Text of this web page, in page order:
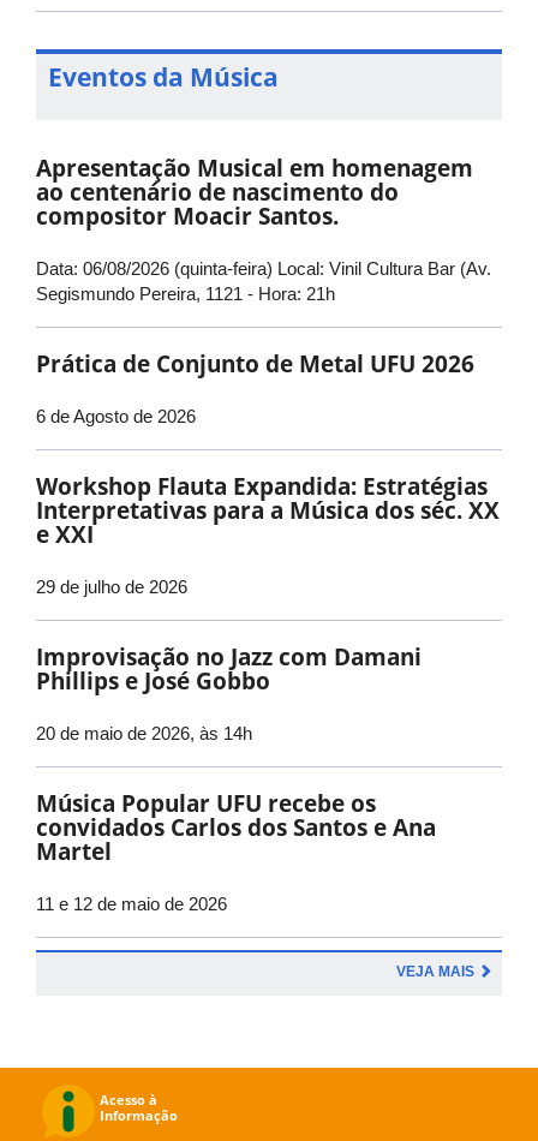
Eventos da Música
Apresentação Musical em homenagem
ao centenário de nascimento do
compositor Moacir Santos.
Data: 06/08/2026 (quinta-feira) Local: Vinil Cultura Bar (Av.
Segismundo Pereira, 1121 - Hora: 21h
Prática de Conjunto de Metal UFU 2026
6 de Agosto de 2026
Workshop Flauta Expandida: Estratégias
Interpretativas para a Música dos séc. XX
e XXI
29 de julho de 2026
Improvisação no Jazz com Damani
Phillips e José Gobbo
20 de maio de 2026, às 14h
Música Popular UFU recebe os
convidados Carlos dos Santos e Ana
Martel
11 e 12 de maio de 2026
VEJA MAIS